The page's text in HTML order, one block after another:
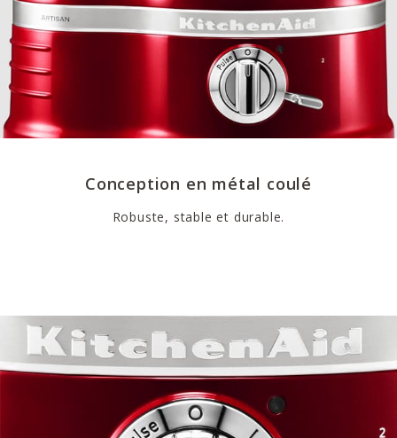
Conception en métal coulé
Robuste, stable et durable.